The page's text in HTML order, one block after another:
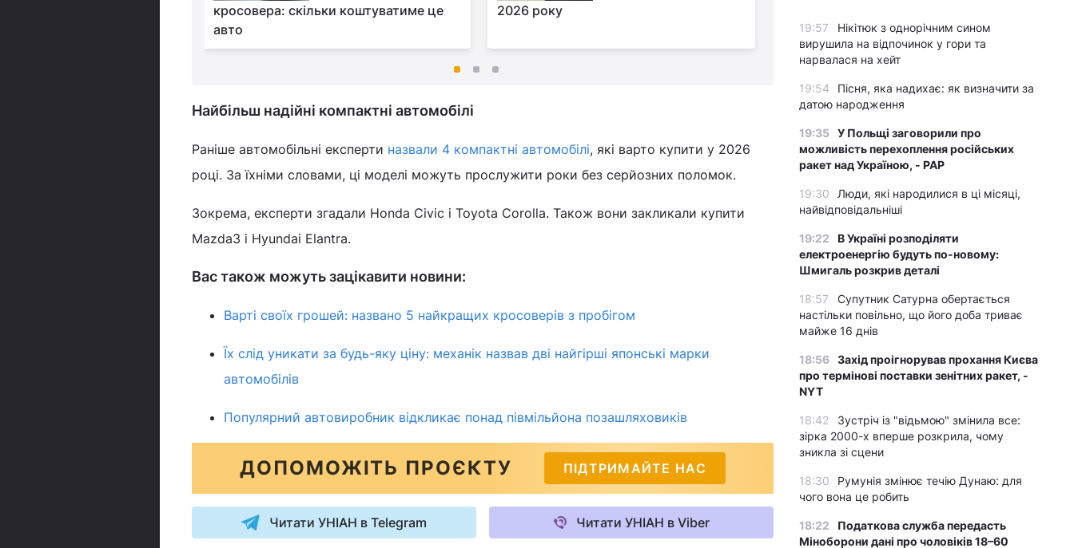
кросовера: скільки коштуватиме це
авто
2026 року
електромобіль
Найбільш надійні компактні автомобілі
Раніше автомобільні експерти назвали 4 компактні автомобілі, які варто купити у 2026
році. За їхніми словами, ці моделі можуть прослужити роки без серйозних поломок.
Зокрема, експерти згадали Honda Civic і Toyota Corolla. Також вони закликали купити
Mazda3 і Hyundai Elantra.
Вас також можуть зацікавити новини:
Варті своїх грошей: названо 5 найкращих кросоверів з пробігом
Їх слід уникати за будь-яку ціну: механік назвав дві найгірші японські марки
автомобілів
Популярний автовиробник відкликає понад півмільйона позашляховиків
ДОПОМОЖІТЬ ПРОЄКТУ ПІДТРИМАЙТЕ НАС
Читати УНІАН в Telegram Читати УНІАН в Viber
19:57
Нікітюк з однорічним сином
вирушила на відпочинок у гори та
нарвалася на хейт
19:54
Пісня, яка надихає: як визначити за
датою народження
19:35 У Польщі заговорили про
можливість перехоплення російських
ракет над Україною, - PAP
19:30
Люди, які народилися в ці місяці,
найвідповідальніші
19:22
В Україні розподіляти
електроенергію будуть по-новому:
Шмигаль розкрив деталі
18:57
Супутник Сатурна обертається
настільки повільно, що його доба триває
майже 16 днів
18:56 Захід проігнорував прохання Києва
про термінові поставки зенітних ракет, -
NYT
18:42
Зустріч із "відьмою" змінила все:
зірка 2000-х вперше розкрила, чому
зникла зі сцени
18:30
Румунія змінює течію Дунаю: для
чого вона це робить
18:22
Податкова служба передасть
Міноборони дані про чоловіків 18–60